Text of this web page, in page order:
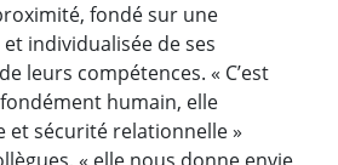
fondé sur une
individualisée de ses
leurs compétences. « C’est
humain, elle
et sécurité relationnelle »